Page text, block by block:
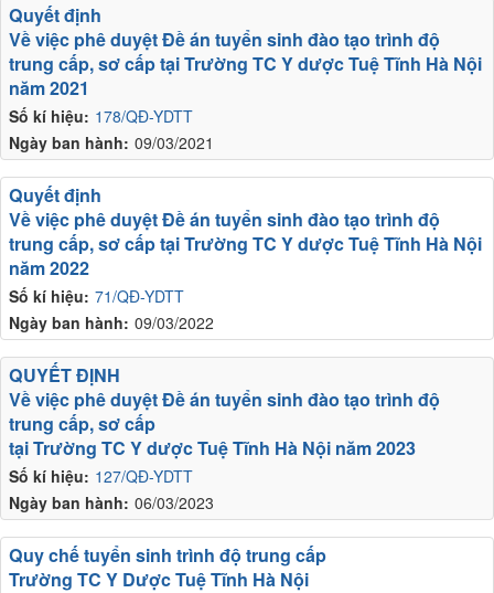
Số kí hiệu: 178/QĐ-YDTT
Ngày ban hành: 09/03/2021
Quyết định
Về việc phê duyệt Đề án tuyển sinh đào tạo trình độ
trung cấp, sơ cấp tại Trường TC Y dược Tuệ Tĩnh Hà Nội
năm 2021
Số kí hiệu: 71/QĐ-YDTT
Ngày ban hành: 09/03/2022
Quyết định
Về việc phê duyệt Đề án tuyển sinh đào tạo trình độ
trung cấp, sơ cấp tại Trường TC Y dược Tuệ Tĩnh Hà Nội
năm 2022
Số kí hiệu: 127/QĐ-YDTT
Ngày ban hành: 06/03/2023
QUYẾT ĐỊNH
Về việc phê duyệt Đề án tuyển sinh đào tạo trình độ
trung cấp, sơ cấp
tại Trường TC Y dược Tuệ Tĩnh Hà Nội năm 2023
Quy chế tuyển sinh trình độ trung cấp
Trường TC Y Dược Tuệ Tĩnh Hà Nội